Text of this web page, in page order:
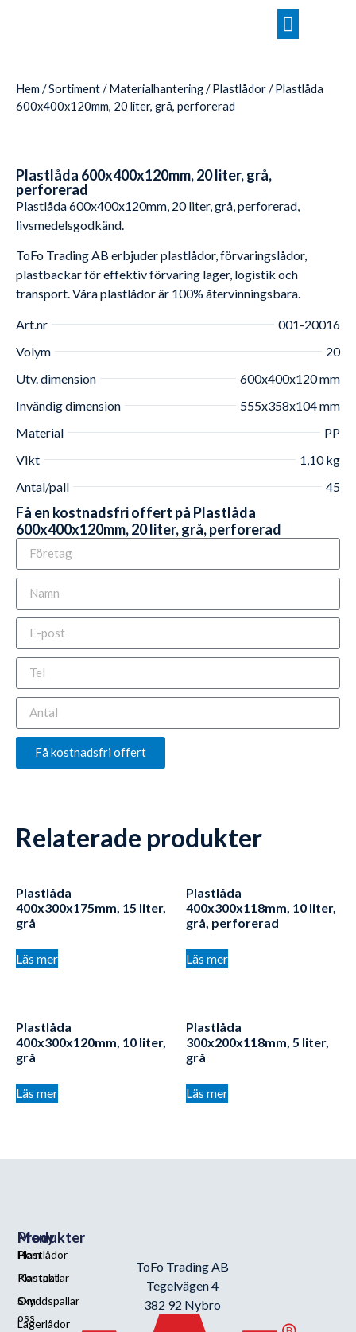
Hem /Sortiment/Materialhantering/Plastlådor/ Plastlåda
600x400x120mm, 20 liter, grå, perforerad
Plastlåda 600x400x120mm, 20 liter, grå,
perforerad
Plastlåda 600x400x120mm, 20 liter, grå, perforerad,
livsmedelsgodkänd.
ToFo Trading AB erbjuder plastlådor, förvaringslådor,
plastbackar för effektiv förvaring lager, logistik och
transport. Våra plastlådor är 100% återvinningsbara.
Art.nr
001-20016
Volym
20
Utv. dimension
600x400x120 mm
Invändig dimension
555x358x104 mm
Material
PP
Vikt
1,10 kg
Antal/pall
45
Få en kostnadsfri offert på Plastlåda
600x400x120mm, 20 liter, grå, perforerad
Få kostnadsfri offert
Relaterade produkter
Plastlåda
400x300x175mm, 15 liter,
grå
Läs mer
Plastlåda
400x300x118mm, 10 liter,
grå, perforerad
Läs mer
Plastlåda
400x300x120mm, 10 liter,
grå
Läs mer
Plastlåda
300x200x118mm, 5 liter,
grå
Läs mer
Meny
Hem
Kontakt
Om
oss
Produkter
Plastlådor
Plastpallar
Skyddspallar
Lagerlådor
ToFo Trading AB
Tegelvägen 4
382 92 Nybro